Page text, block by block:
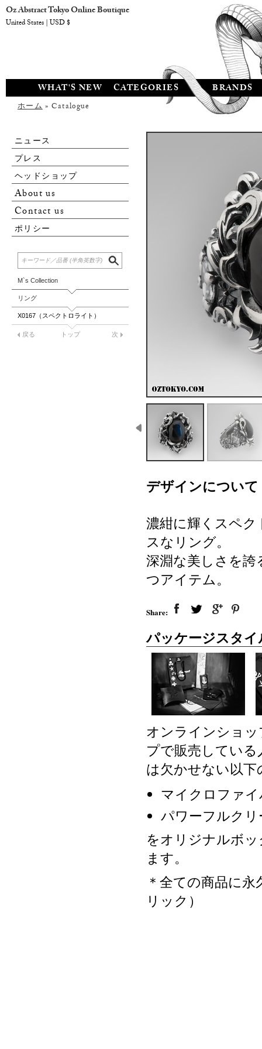
WHAT'S NEW CATEGORIES BRANDS
ホーム» Catalogue
ニュース
プレス
ヘッドショップ
About us
Contact us
ポリシー
M`s Collection
リング
X0167（スペクトロライト）
戻る トップ 次
デザインについて
濃紺に輝くスペ
スなリング。
深淵な美しさを
つアイテム。
Share:
パッケージスタ
オンラインショ
プで販売してい
は欠かせない以
マイクロファ
パワーフルク
をオリジナルボ
ます。
＊全ての商品に
リック）
Oz Abstract Tokyo Online Boutique
United States | USD $